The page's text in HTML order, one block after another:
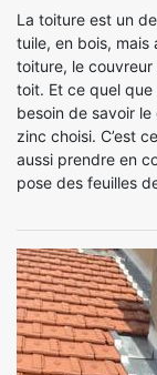
La toiture est un
tuile, en bois, mais
toiture, le couvreur
toit. Et ce quel que
besoin de savoir
zinc choisi. C’est
aussi prendre en
pose des feuilles